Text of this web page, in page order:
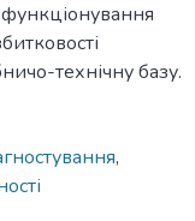
технічну базу.
,